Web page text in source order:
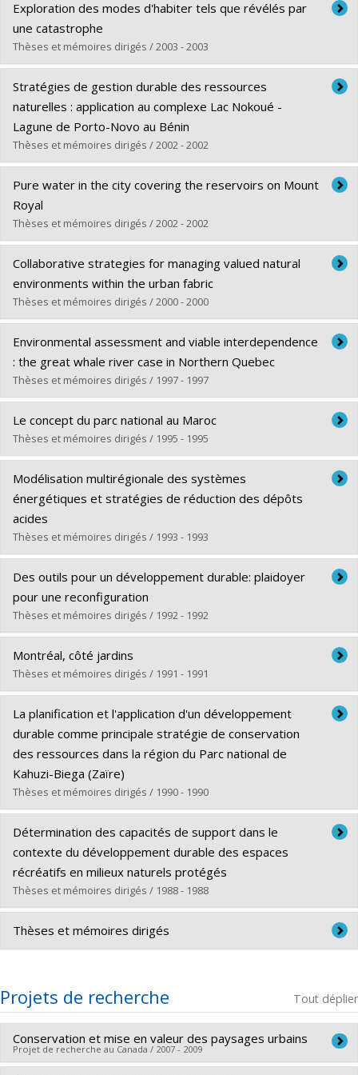
Président de la Commission du développement viable au
sein de l’Union internationale pour la conservation de la
Président de la Commission de la qualité environnementale
Kativik (KEQC) Nouveau-Québec
Président du Comité public aviseur sur l’état de
l’environnement au Canada
Délégué du Canada au sein de la Fédération Internationale
des architectes paysagistes (FIAP)
Fellow de l’American Society of Landscape Architecture
(FASLA)
Diplômé(e) :Ginati Turner, Michal
Cycle :Maîtrise
Diplôme obtenu :M. Sc. A.
Lien vers le document dans Papyrus
Exploration des modes d'habiter tels que révélés par
une catastrophe
Thèses et mémoires dirigés / 2003 - 2003
Diplômé(e) :Beaudry, Esther
Cycle :Maîtrise
Diplôme obtenu :M. Sc.
Lien vers le document dans Papyrus
Stratégies de gestion durable des ressources
naturelles : application au complexe Lac Nokoué -
Lagune de Porto-Novo au Bénin
Thèses et mémoires dirigés / 2002 - 2002
Diplômé(e) :Leite, Emma-Christiane
Cycle :
Diplôme obtenu :Ph. D.
Lien vers le document dans Papyrus
Pure water in the city covering the reservoirs on Mount
Royal
Thèses et mémoires dirigés / 2002 - 2002
Diplômé(e) : Ross, Susan M.
Cycle :Maîtrise
Diplôme obtenu :M. Sc. A.
Lien vers le document dans Papyrus
Collaborative strategies for managing valued natural
environments within the urban fabric
Thèses et mémoires dirigés / 2000 - 2000
Diplômé(e) :Khoury, Zaki B.
Cycle :Doctorat
Diplôme obtenu :Ph. D.
Lien vers le document dans Papyrus
Environmental assessment and viable interdependence
: the great whale river case in Northern Quebec
Thèses et mémoires dirigés / 1997 - 1997
Diplômé(e) :Mulvihill, Peter Royston
Cycle : Doctorat
Diplôme obtenu :Ph. D.
Lien vers le document dans Papyrus
Le concept du parc national au Maroc
Thèses et mémoires dirigés / 1995 - 1995
Diplômé(e) : Ilham, Edderei
Cycle :Maîtrise
Diplôme obtenu :
Lien vers le document dans Papyrus
Modélisation multirégionale des systèmes
énergétiques et stratégies de réduction des dépôts
acides
Thèses et mémoires dirigés / 1993 - 1993
Diplômé(e) :Waaub, Jean-Philippe
Cycle :Doctorat
Diplôme obtenu :Ph. D.
Lien vers le document dans Papyrus
Des outils pour un développement durable: plaidoyer
pour une reconfiguration
Thèses et mémoires dirigés / 1992 - 1992
Diplômé(e) :De Laet, Christian
Cycle : Doctorat
Diplôme obtenu :Ph. D.
Lien vers le document dans Papyrus
Montréal, côté jardins
Thèses et mémoires dirigés / 1991 - 1991
Diplômé(e) :Eveillard, Catherine
Cycle :Maîtrise
Diplôme obtenu :M. Sc.
Lien vers le document dans Papyrus
La planification et l'application d'un développement
durable comme principale stratégie de conservation
des ressources dans la région du Parc national de
Kahuzi-Biega (Zaïre)
Thèses et mémoires dirigés / 1990 - 1990
Diplômé(e) :Kasisi, Robert
Cycle :Doctorat
Diplôme obtenu :Ph. D.
Lien vers le document dans Papyrus
Détermination des capacités de support dans le
contexte du développement durable des espaces
récréatifs en milieux naturels protégés
Thèses et mémoires dirigés / 1988 - 1988
Diplômé(e) :Barabé, André
Cycle :Doctorat
Lien vers le document dans Papyrus
Thèses et mémoires dirigés
2013 - Malo, Juan X.; Invention topographique et forme
2008 - Zineb, Alaoui Mdaghre ; Analyse de cycle de vie et
Projets de recherche Tout déplier
Conservation et mise en valeur des paysages urbains
Projet de recherche au Canada / 2007 - 2009